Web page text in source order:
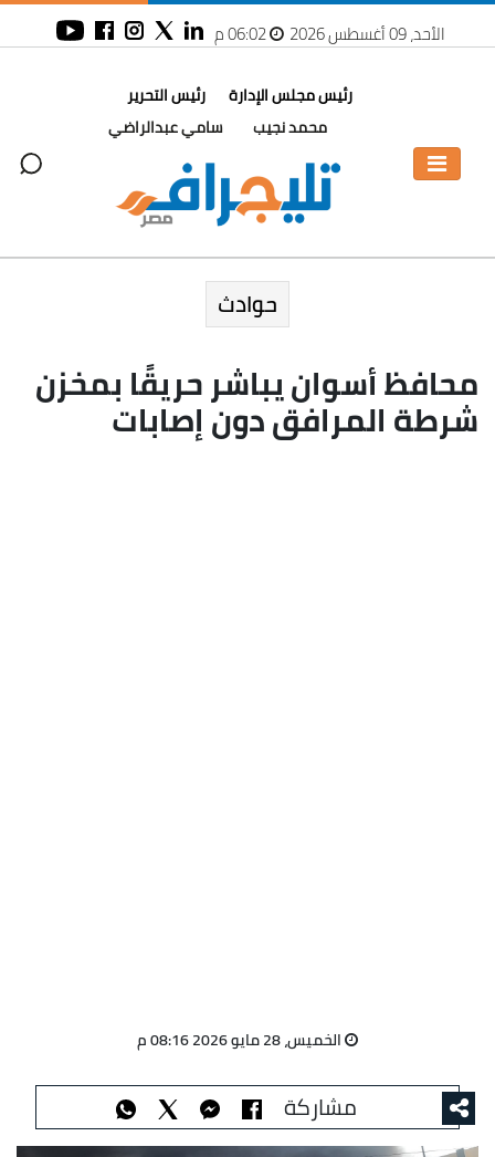
الأحد، 09 أغسطس 2026 06:02 م
رئيس مجلس الإدارة
محمد نجيب
رئيس التحرير
سامي عبدالراضي
حوادث
محافظ أسوان يباشر حريقًا بمخزن
شرطة المرافق دون إصابات
الخميس، 28 مايو 2026 08:16 م
مشاركة